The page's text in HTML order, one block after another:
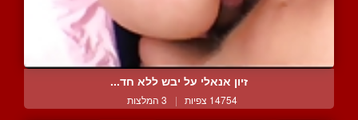
זיון אנאלי על יבש ללא חד...
14754 צפיות | 3 המלצות